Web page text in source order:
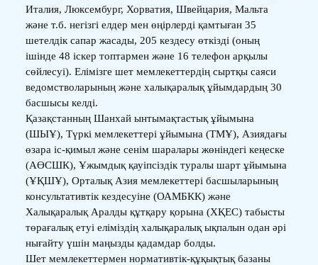
Италия, Люксембург, Хорватия, Швейцария, Мальта
және т.б. негізгі елдер мен өңірлерді қамтыған 35
шетелдік сапар жасады, 205 кездесу өткізді (оның
ішінде 48 іскер топтармен және 16 телефон арқылы
сөйлесуі). Елімізге шет мемлекеттердің сыртқы саяси
ведомстволарының және халықаралық ұйымдардың 30
басшысы келді.
Қазақстанның Шанхай ынтымақтастық ұйымына
(ШЫҰ), Түркі мемлекеттері ұйымына (ТМҰ), Азиядағы
өзара іс-қимыл және сенім шаралары жөніндегі кеңеске
(АӨСШК), Ұжымдық қауіпсіздік туралы шарт ұйымына
(ҰҚШҰ), Орталық Азия мемлекеттері басшыларының
консультативтік кездесуіне (ОАМБКК) және
Халықаралық Аралды құтқару қорына (ХҚЕС) табысты
төрағалық етуі еліміздің халықаралық ықпалын одан әрі
нығайту үшін маңызды қадамдар болды.
Шет мемлекеттермен нормативтік-құқықтық базаны